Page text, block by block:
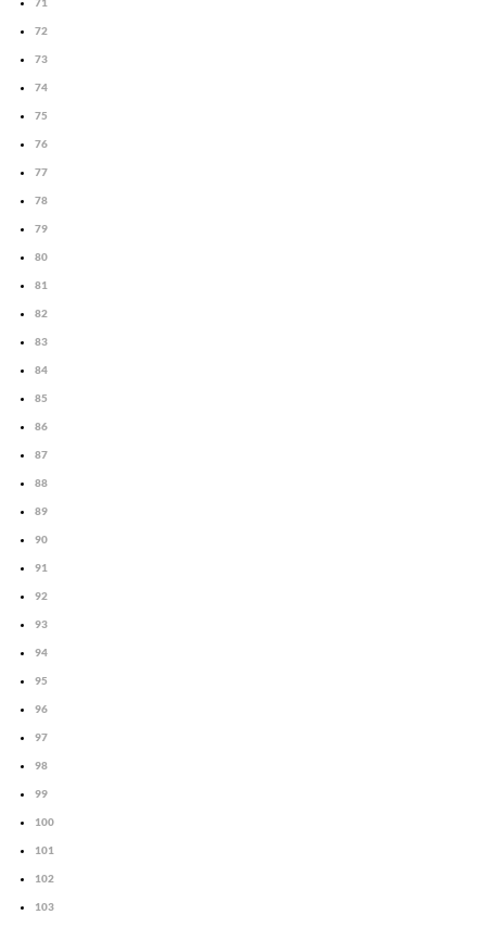
71
72
73
74
75
76
77
78
79
80
81
82
83
84
85
86
87
88
89
90
91
92
93
94
95
96
97
98
99
100
101
102
103